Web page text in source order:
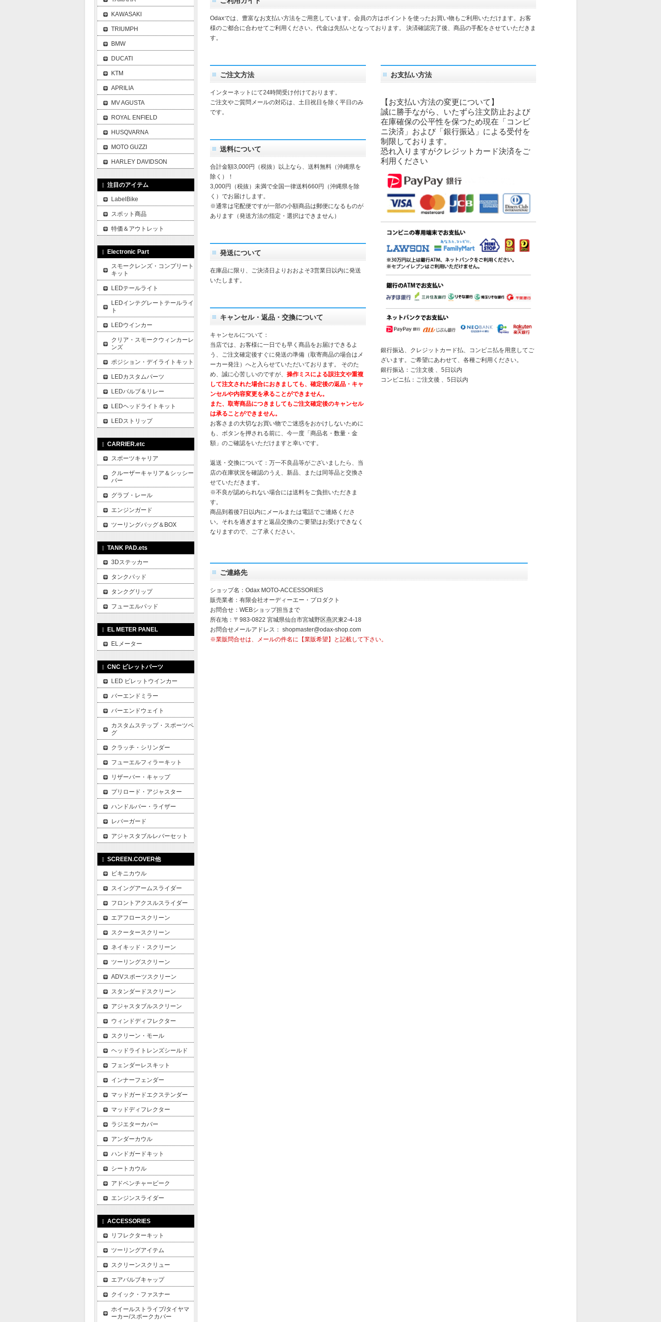
Odaxでは、豊富なお支払い方法をご用意しています。会員の方はポイントを使ったお買い物もご利用いただけます。お客
様のご都合に合わせてご利用ください。代金は先払いとなっております。 決済確認完了後、商品の手配をさせていただきま
す。
ご注文方法
インターネットにて24時間受け付けております。
ご注文やご質問メールの対応は、土日祝日を除く平日のみ
です。
送料について
合計金額3,000円（税抜）以上なら、送料無料（沖縄県を
除く）！
3,000円（税抜）未満で全国一律送料660円（沖縄県を除
く）でお届けします。
※通常は宅配便ですが一部の小額商品は郵便になるものが
あります（発送方法の指定・選択はできません）
発送について
在庫品に限り、ご決済日よりおおよそ3営業日以内に発送
いたします。
キャンセル・返品・交換について
キャンセルについて：
当店では、お客様に一日でも早く商品をお届けできるよ
う、ご注文確定後すぐに発送の準備（取寄商品の場合はメ
ーカー発注）へと入らせていただいております。 そのた
め、誠に心苦しいのですが、 操作ミスによる誤注文や重複
して注文された場合におきましても、確定後の返品・キャ
ンセルや内容変更を承ることができません。
また、取寄商品につきましてもご注文確定後のキャンセル
は承ることができません。
お客さまの大切なお買い物でご迷惑をおかけしないために
も、ボタンを押される前に、今一度「商品名・数量・金
額」のご確認をいただけますと幸いです。
返送・交換について：万一不良品等がございましたら、当
店の在庫状況を確認のうえ、新品、または同等品と交換さ
せていただきます。
※不良が認められない場合には送料をご負担いただきま
す。
商品到着後7日以内にメールまたは電話でご連絡くださ
い。それを過ぎますと返品交換のご要望はお受けできなく
なりますので、ご了承ください。
お支払い方法
【お支払い方法の変更について】
誠に勝手ながら、いたずら注文防止および
在庫確保の公平性を保つため現在「コンビ
ニ決済」および「銀行振込」による受付を
制限しております。
恐れ入りますがクレジットカード決済をご
利用ください
銀行振込、クレジットカード払、コンビニ払を用意してご
ざいます。ご希望にあわせて、各種ご利用ください。
銀行振込：ご注文後 、5日以内
コンビニ払：ご注文後 、5日以内
ご連絡先
ショップ名：Odax MOTO-ACCESSORIES
販売業者：有限会社オーディーエー・プロダクト
お問合せ：WEBショップ担当まで
所在地：〒983-0822 宮城県仙台市宮城野区燕沢東2-4-18
お問合せメールアドレス： shopmaster@odax-shop.com
※業販問合せは、メールの件名に【業販希望】と記載して下さい。
KAWASAKI
TRIUMPH
BMW
DUCATI
KTM
APRILIA
MV AGUSTA
ROYAL ENFIELD
HUSQVARNA
MOTO GUZZI
HARLEY DAVIDSON
注目のアイテム
LabelBike
スポット商品
特価＆アウトレット
Electronic Part
スモークレンズ・コンプリート
キット
LEDテールライト
LEDインテグレートテールライ
ト
LEDウインカー
クリア・スモークウィンカーレ
ンズ
ポジション・デイライトキット
LEDカスタムパーツ
LEDバルブ＆リレー
LEDヘッドライトキット
LEDストリップ
CARRIER.etc
スポーツキャリア
クルーザーキャリア＆シッシー
バー
グラブ・レール
エンジンガード
ツーリングバッグ＆BOX
TANK PAD.ets
3Dステッカー
タンクパッド
タンクグリップ
フューエルパッド
EL METER PANEL
ELメーター
CNC ビレットパーツ
LED ビレットウインカー
バーエンドミラー
バーエンドウェイト
カスタムステップ・スポーツペ
グ
クラッチ・シリンダー
フューエルフィラーキット
リザーバー・キャップ
プリロード・アジャスター
ハンドルバー・ライザー
レバーガード
アジャスタブルレバーセット
SCREEN.COVER他
ビキニカウル
スイングアームスライダー
フロントアクスルスライダー
エアフロースクリーン
スクータースクリーン
ネイキッド・スクリーン
ツーリングスクリーン
ADVスポーツスクリーン
スタンダードスクリーン
アジャスタブルスクリーン
ウィンドディフレクター
スクリーン・モール
ヘッドライトレンズシールド
フェンダーレスキット
インナーフェンダー
マッドガードエクステンダー
マッドディフレクター
ラジエターカバー
アンダーカウル
ハンドガードキット
シートカウル
アドベンチャービーク
エンジンスライダー
ACCESSORIES
リフレクターキット
ツーリングアイテム
スクリーンスクリュー
エアバルブキャップ
クイック・ファスナー
ホイールストライプ/タイヤマ
ーカー/スポークカバー